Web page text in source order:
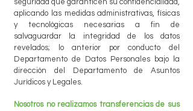
seguridad que garanticen su confidencialidad,
aplicando las medidas administrativas, físicas
y tecnológicas necesarias a fin de
salvaguardar la integridad de los datos
revelados; lo anterior por conducto del
Departamento de Datos Personales bajo la
dirección del Departamento de Asuntos
Jurídicos y Legales.
Nosotros no realizamos transferencias de sus